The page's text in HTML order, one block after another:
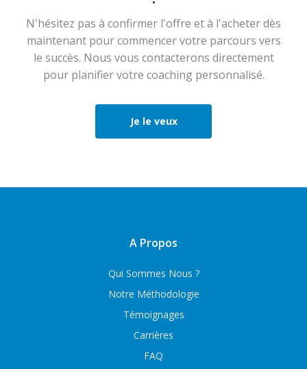
N'hésitez pas à confirmer l'offre et à l'acheter dès
maintenant pour commencer votre parcours vers
le succès. Nous vous contacterons directement
pour planifier votre coaching personnalisé.
Je le veux
A Propos
Qui Sommes Nous ?
Notre Méthodologie
Témoignages
Carrières
FAQ